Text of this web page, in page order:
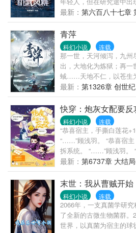
花满1000加更一章，加
犯被监禁，少年班解散，
后，在泛太阳系机甲大
事学院，如同天上掉馅饼
班第一名的瞳神，开始了
始，不可思议的事情开
个默默无闻的二年生。 ?
距离上一部的星战风暴快
力，这也是风暴系列的终
最新： 第六百八十七
（终章）
青萍
科幻小说 连载
那一世，天河倾泻，九
出，大地化为炼狱；再
蜮……天地不仁，以苍生
人主宰？这一世，一介少
起于青萍。
最新： 第1326章 创世纪
快穿：炮灰女配要反
科幻小说 连载
“恭喜宿主，手撕白莲花
“……”顾浅羽。 “恭喜宿
拆系统。 “……”顾浅羽。
获拆系统。 “……”顾浅羽
我们家浅羽，哼。
最新： 第6737章 大结局
末世：我从曹贼开始
科幻小说 连载
2066年，一支真菌学研
了全新的古微生物菌群
世界，以真菌为宿主的球